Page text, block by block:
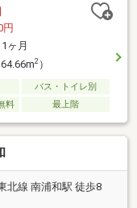
円
1ヶ月
2）
バス・トイレ別
料 最上階
北線 南浦和駅 徒歩8